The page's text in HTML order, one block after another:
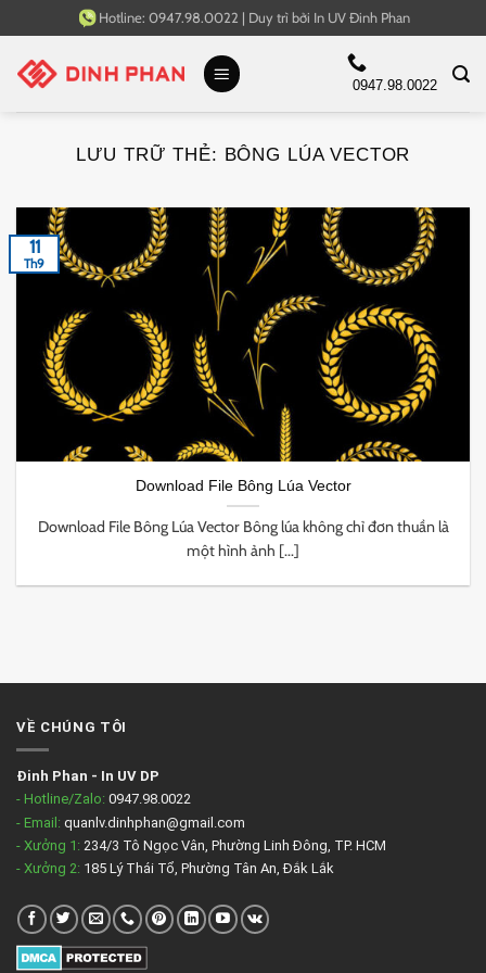
qua
nội
Hotline: 0947.98.0022 | Duy trì bởi In UV Đinh Phan
0947.98.0022
LƯU TRỮ THẺ: BÔNG LÚA VECTOR
Download File Bông Lúa Vector
Download File Bông Lúa Vector Bông lúa không chỉ đơn thuần là
một hình ảnh [...]
11
Th9
VỀ CHÚNG TÔI
Đinh Phan - In UV DP
- Hotline/Zalo: 0947.98.0022
- Email: quanlv.dinhphan@gmail.com
- Xưởng 1: 234/3 Tô Ngọc Vân, Phường Linh Đông, TP. HCM
- Xưởng 2: 185 Lý Thái Tổ, Phường Tân An, Đắk Lắk